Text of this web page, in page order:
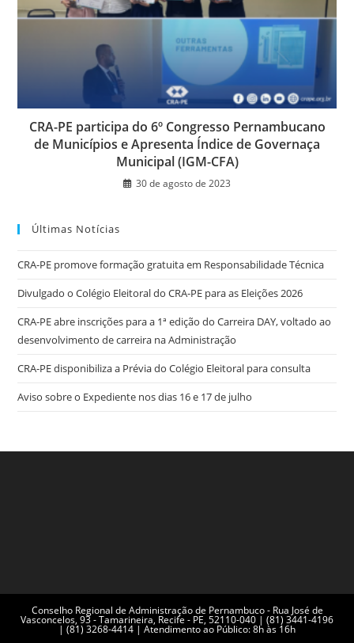
CRA-PE participa do 6º Congresso Pernambucano
de Municípios e Apresenta Índice de Governaça
Municipal (IGM-CFA)
30 de agosto de 2023
Últimas Notícias
CRA-PE promove formação gratuita em Responsabilidade Técnica
Divulgado o Colégio Eleitoral do CRA-PE para as Eleições 2026
CRA-PE abre inscrições para a 1ª edição do Carreira DAY, voltado ao
desenvolvimento de carreira na Administração
CRA-PE disponibiliza a Prévia do Colégio Eleitoral para consulta
Aviso sobre o Expediente nos dias 16 e 17 de julho
Conselho Regional de Administração de Pernambuco - Rua José de
Vasconcelos, 93 - Tamarineira, Recife - PE, 52110-040 | (81) 3441-4196
| (81) 3268-4414 | Atendimento ao Público: 8h às 16h